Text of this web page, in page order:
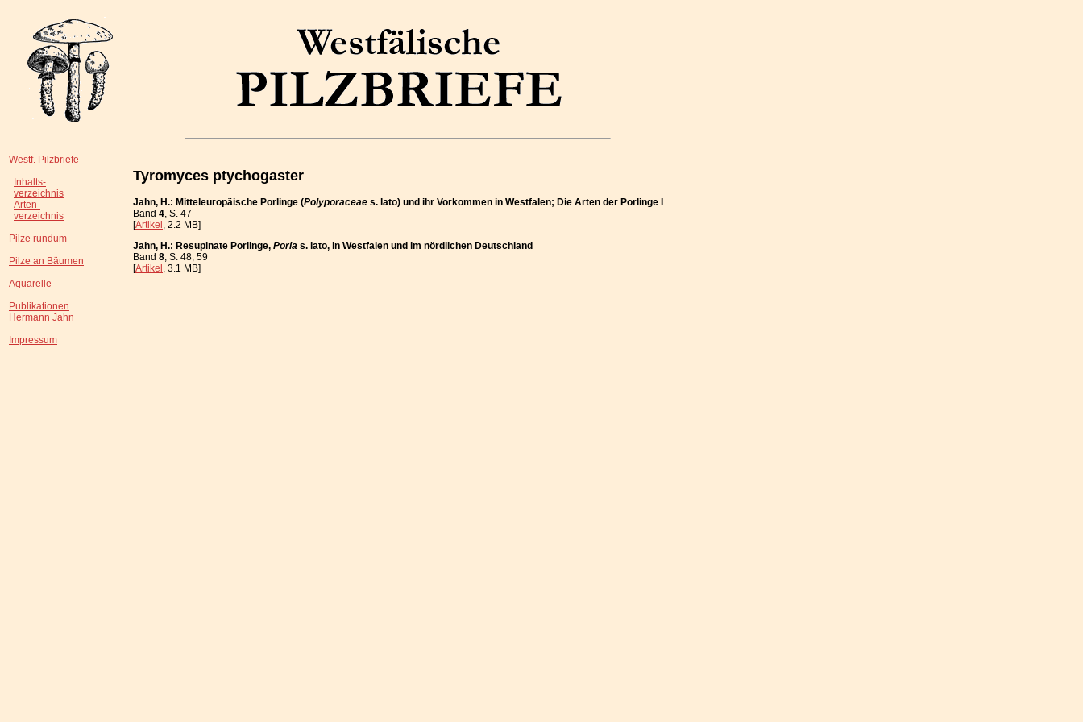
Westf. Pilzbriefe
Inhalts-
verzeichnis
Arten-
verzeichnis
Pilze rundum
Pilze an Bäumen
Aquarelle
Publikationen
Hermann Jahn
Impressum
Tyromyces ptychogaster
Jahn, H.: Mitteleuropäische Porlinge (Polyporaceae s. lato) und ihr Vorkommen in Westfalen; Die Arten der Porlinge I
Band 4, S. 47
[Artikel, 2.2 MB]
Jahn, H.: Resupinate Porlinge, Poria s. lato, in Westfalen und im nördlichen Deutschland
Band 8, S. 48, 59
[Artikel, 3.1 MB]